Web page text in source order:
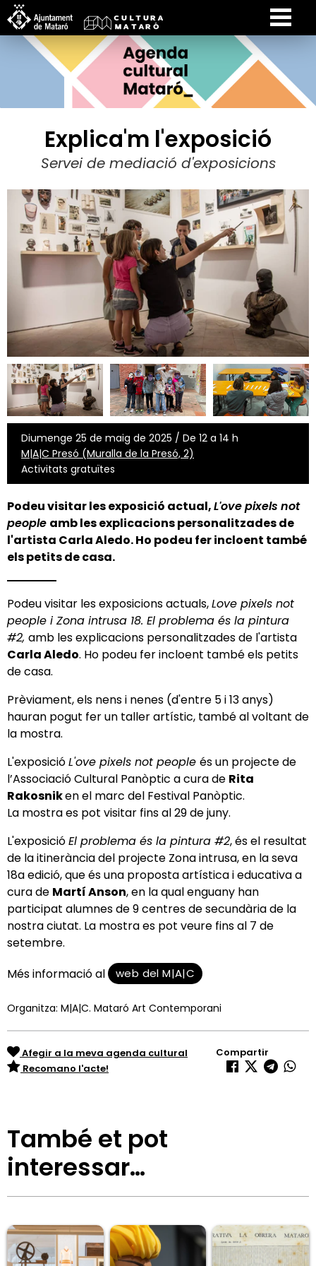
Explica'm l'exposició
Servei de mediació d'exposicions
Diumenge 25 de maig de 2025 / De 12 a 14 h
M|A|C Presó (Muralla de la Presó, 2)
Activitats gratuïtes
Podeu visitar les exposició actual,L'ove pixels not
people amb les explicacions personalitzades de
l'artista Carla Aledo. Ho podeu fer incloent també
els petits de casa.
Podeu visitar les exposicions actuals,Love pixels not
people i Zona intrusa 18. El problema és la pintura
#2, amb les explicacions personalitzades de l'artista
Carla Aledo. Ho podeu fer incloent també els petits
de casa.
Prèviament, els nens i nenes (d'entre 5 i 13 anys)
hauran pogut fer un taller artístic, també al voltant de
la mostra.
L'exposicióL'ove pixels not people és un projecte de
l’Associació Cultural Panòptic a cura de Rita
Rakosniken el marc del Festival Panòptic.
La mostra es pot visitar fins al 29 de juny.
L'exposicióEl problema és la pintura #2, és el resultat
de la itinerància del projecte Zona intrusa, en la seva
18a edició, que és una proposta artística i educativa a
cura de Martí Anson, en la qual enguany han
participat alumnes de 9 centres de secundària de la
nostra ciutat. La mostra es pot veure fins al 7 de
setembre.
Més informació al
web del M|A|C
Organitza: M|A|C. Mataró Art Contemporani
Afegir a la meva agenda cultural
Recomano l'acte!
Compartir
També et pot
interessar…